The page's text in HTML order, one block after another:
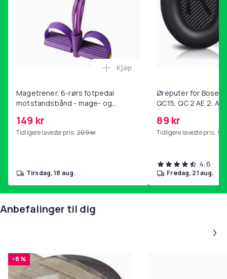
Artikkel nr.
f6ff6f3d-abd2-5805-90fb-85bc9a554f20
Produktsikkerhetsinformasjon
Magetrener, 6-rørs fotpedal
motstandsbånd - mage- og
hjemmegymnastikk Purple
149 kr
Tidligere laveste pris: 209 kr
Legg Magetrener, 6-rørs
Kjøp
tirsdag, 18 aug.
Øreputer for Bose
QC15, QC 2 AE 2, AE
89 kr
Tidligere laveste pris: 99
4,6
fredag, 21 aug.
Anbefalinger til dig
-8 %